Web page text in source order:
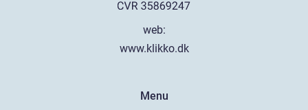
web:
www.klikko.dk
Menu